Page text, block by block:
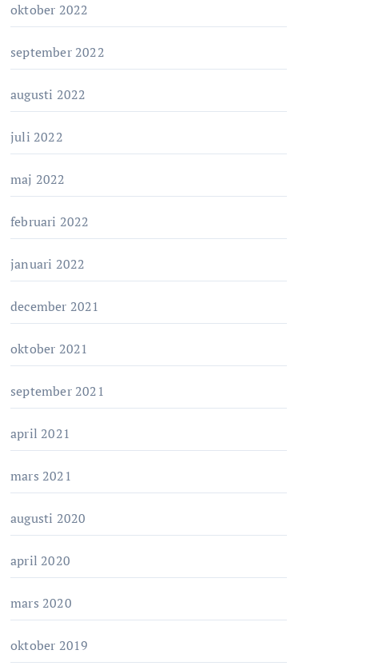
oktober 2022
september 2022
augusti 2022
juli 2022
maj 2022
februari 2022
januari 2022
december 2021
oktober 2021
september 2021
april 2021
mars 2021
augusti 2020
april 2020
mars 2020
oktober 2019